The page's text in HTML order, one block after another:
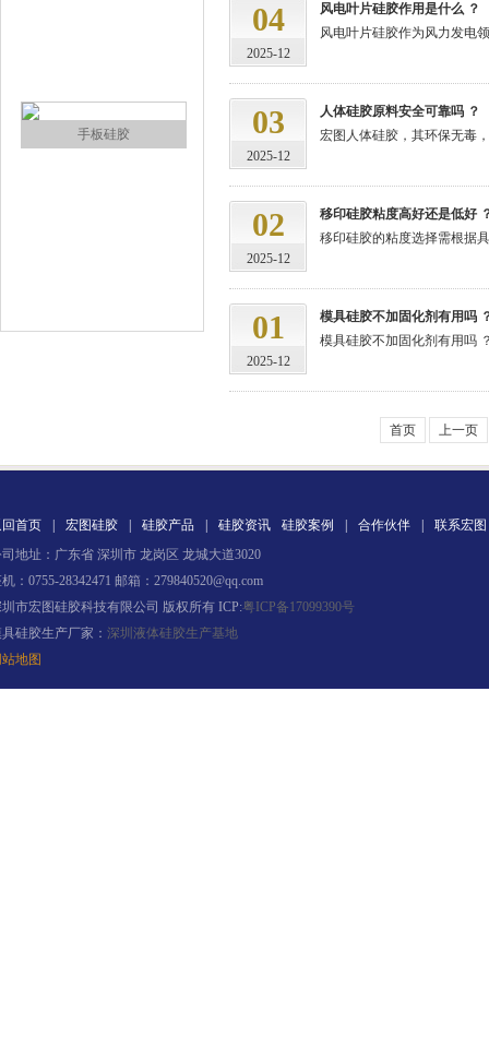
手板硅胶
果冻胶
04
2025-12
风电叶片硅胶作用是什么 ？
风电叶片硅胶作为风力发电
03
2025-12
人体硅胶原料安全可靠吗 ？
宏图人体硅胶，其环保无毒
02
2025-12
移印硅胶粘度高好还是低好
移印硅胶的粘度选择需根据
01
2025-12
模具硅胶不加固化剂有用吗
模具硅胶不加固化剂有用吗
首页 上一页
首页 宏图硅胶 硅胶产品 硅胶资讯 硅胶案例 合作伙伴
联系宏图
地址：广东省 深圳市 龙岗区 龙城大道3020
：0755-28342471 邮箱：279840520@qq.com
市宏图硅胶科技有限公司 版权所有 ICP:粤ICP备17099390号
硅胶生产厂家： 深圳液体硅胶生产基地
地图